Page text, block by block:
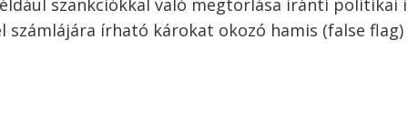
szankciókkal való megtorlása iránti politikai
számlájára írható károkat okozó hamis (false flag)